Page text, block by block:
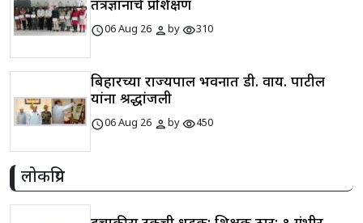
तंत्रज्ञानाचे प्रशिक्षण
schedule06 Aug 26 personbyvisibility310
बिहारच्या राज्यपाल भवनात डी. वाय. पाटील
यांना श्रद्धांजली
schedule06 Aug 26 personbyvisibility450
लोकप्रिय